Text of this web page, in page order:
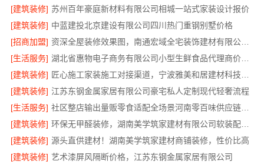
[建筑装修] 苏州百年豪庭新材料有限公司相城一站式家装设计报价
[建筑装修] 中蓝建投北京建设有限公司四川热门重钢别墅价格
[招商加盟]
资深全屋装修效果图，南通宏域全宅装饰建材有限公司为您呈现
[生活服务]
湖北省惠物电子商务有限公司小型生鲜食品代理商价格指南
[建筑装修]
[建筑装修] 江苏东钢金属家居有限公司豪宅私人定制现代轻奢流程
[生活服务]
社区整店输出量贩零食适配全场景河南零百味供应链有限公司
[建筑装修]
[建筑装修] 源头直供建材！湖南美学筑家建材商铺装修，性价比高
[建筑装修] 艺术漆屏风隔断价格，江苏东钢金属家居有限公司